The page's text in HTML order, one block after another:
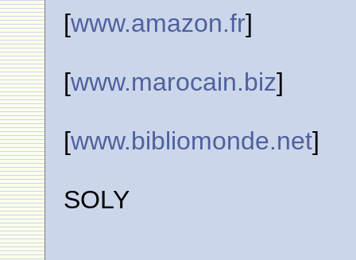
[www.amazon.fr]
[www.marocain.biz]
[www.bibliomonde.net]
SOLY